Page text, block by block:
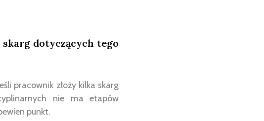
dotyczących tego
pracownik złoży kilka skarg
nie ma etapów
punkt.